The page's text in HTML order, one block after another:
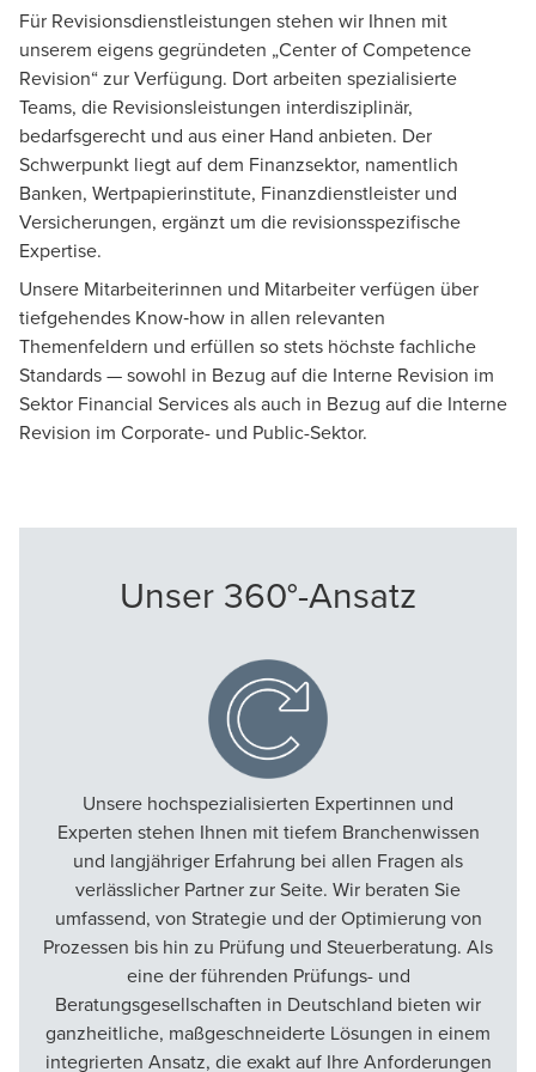
Organisationsrichtlinien. Ihre festen
Ansprechpartnerinnen und Ansprechpartner von BDO
koordinieren bei Bedarf unsere Spezialistinnen und
Spezialisten, um das passende Prüfungs- bzw.
Fachteam zusammenzustellen. Die Dokumentation
führen wir in der Regel in unserer
Prüfungssoftware durch und stellen sie Ihnen bei
Bedarf zur Verfügung.
Risikocontrolling, ESG, Tax, Krypto, Modellvalidierung,
Bewertung komplexer Instrumente). Prüfungen führen
wir eigenständig oder gemeinsam mit Ihrem Team
durch, der Umfang unserer Services richtet sich ganz
nach Ihrem Bedarf.
der Optimierung Ihrer Revisionsprozesse. Als
integrierte Prüfungs- und Beratungsgesellschaft
liefern wir praxisnahe Lösungen und schulen Ihr Team
zu fachlichen und regulatorischen Themen — remote
oder vor Ort, individuell oder in Gruppen. Zudem
bieten wir Prüfungen zur Zertifizierung Ihres Internen
Revisionssystems nach IDW PS 983 bzw. DIIR
Revisionsstandard Nr. 3 an.
Für Revisionsdienstleistungen stehen wir Ihnen mit
unserem eigens gegründeten „Center of Competence
Revision“ zur Verfügung. Dort arbeiten spezialisierte
Teams, die Revisionsleistungen interdisziplinär,
bedarfsgerecht und aus einer Hand anbieten. Der
Schwerpunkt liegt auf dem Finanzsektor, namentlich
Banken, Wertpapierinstitute, Finanzdienstleister und
Versicherungen, ergänzt um die revisionsspezifische
Expertise.
Unsere Mitarbeiterinnen und Mitarbeiter verfügen über
tiefgehendes Know‑how in allen relevanten
Themenfeldern und erfüllen so stets höchste fachliche
Standards — sowohl in Bezug auf die Interne Revision im
Sektor Financial Services als auch in Bezug auf die Interne
Revision im Corporate- und Public-Sektor.
Unser 360°-Ansatz
Unsere hochspezialisierten Expertinnen und
Experten stehen Ihnen mit tiefem Branchenwissen
und langjähriger Erfahrung bei allen Fragen als
verlässlicher Partner zur Seite. Wir beraten Sie
umfassend, von Strategie und der Optimierung von
Prozessen bis hin zu Prüfung und Steuerberatung. Als
eine der führenden Prüfungs- und
Beratungsgesellschaften in Deutschland bieten wir
ganzheitliche, maßgeschneiderte Lösungen in einem
integrierten Ansatz, die exakt auf Ihre Anforderungen